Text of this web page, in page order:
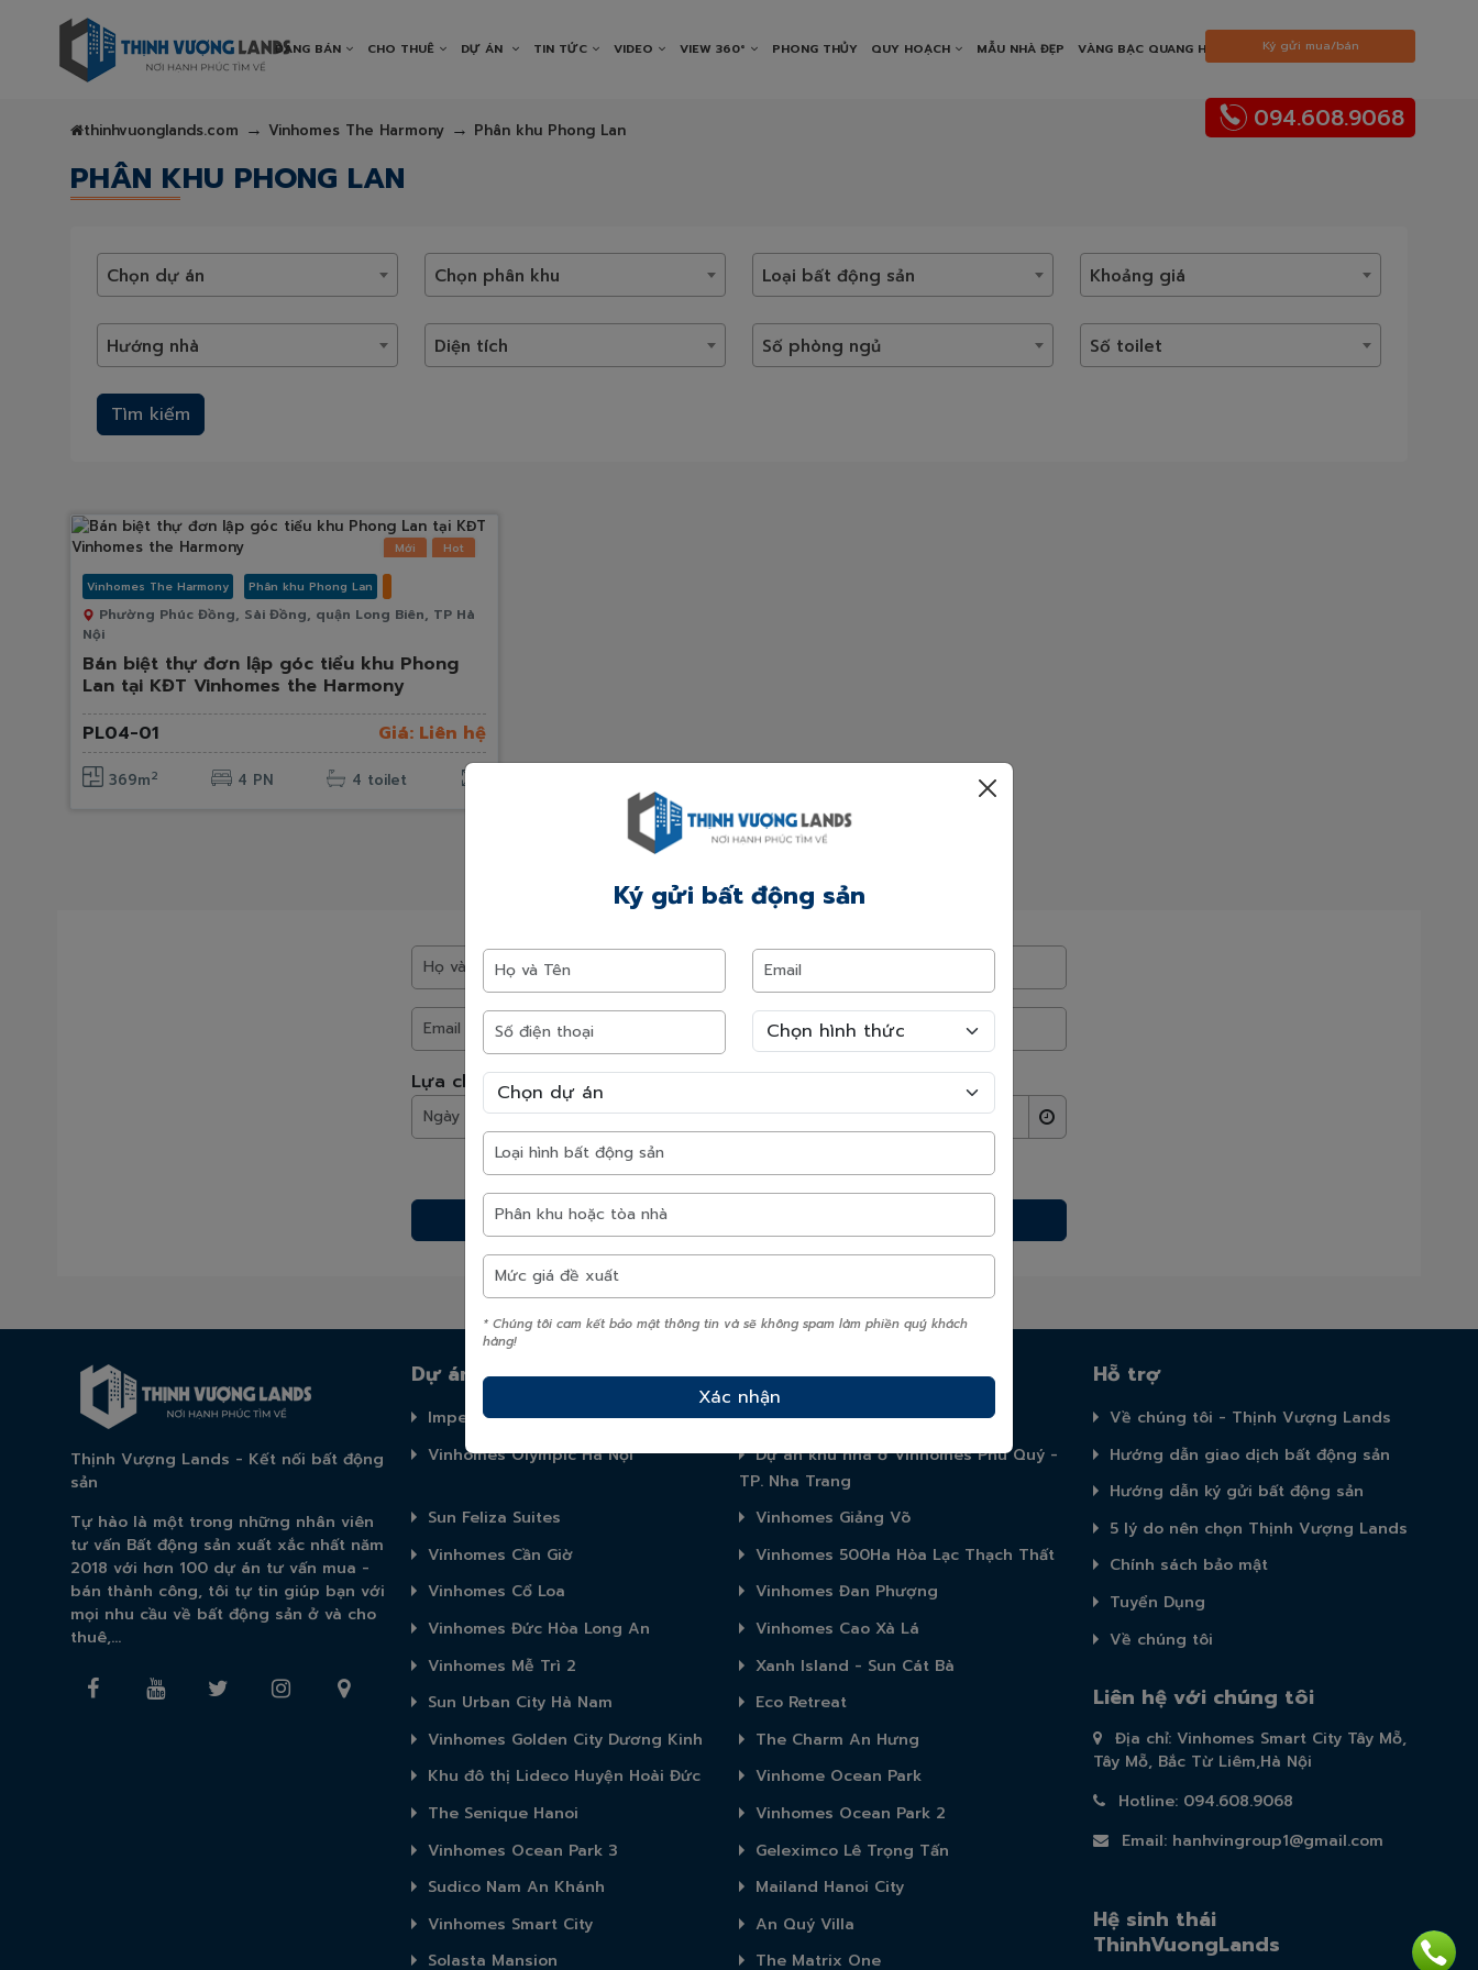
ĐANG BÁN CHO THUÊ DỰ ÁN TIN TỨC VIDEO VIEW 360° PHONG THỦY QUY HOẠCH MẪU NHÀ ĐẸP VÀNG BẠC QUANG HANH Ký gửi mua/bán
094.608.9068
thinhvuonglands.com Vinhomes The Harmony Phân khu Phong Lan
PHÂN KHU PHONG LAN
Chọn dự án Chọn phân khu Loại bất động sản Khoảng giá
Hướng nhà Diện tích Số phòng ngủ Số toilet
Tìm kiếm
Mới Hot
Vinhomes The Harmony Phân khu Phong Lan
Phường Phúc Đồng, Sài Đồng, quận Long Biên, TP Hà
Nội
Bán biệt thự đơn lập góc tiểu khu Phong
Lan tại KĐT Vinhomes the Harmony
PL04-01
Giá: Liên hệ
369m2 4 PN 4 toilet
Lựa chọn thời gian hỗ trợ tư vấn
* Chúng tôi cam kết bảo mật thông tin và sẽ không spam làm phiền quý khách hàng!
Thịnh Vượng Lands - Kết nối bất động
sản
Tự hào là một trong những nhân viên
tư vấn Bất động sản xuất xắc nhất năm
2018 với hơn 100 dự án tư vấn mua -
bán thành công, tôi tự tin giúp bạn với
mọi nhu cầu về bất động sản ở và cho
thuê,...
Dự án nổi bật
Imperia Sky Park
Vinhomes Hạ Long Xanh
Vinhomes Olympic Hà Nội
Dự án khu nhà ở Vinhomes Phú Quý -
TP. Nha Trang
Sun Feliza Suites
Vinhomes Giảng Võ
Vinhomes Cần Giờ
Vinhomes 500Ha Hòa Lạc Thạch Thất
Vinhomes Cổ Loa
Vinhomes Đan Phượng
Vinhomes Đức Hòa Long An
Vinhomes Cao Xà Lá
Vinhomes Mễ Trì 2
Xanh Island - Sun Cát Bà
Sun Urban City Hà Nam
Eco Retreat
Vinhomes Golden City Dương Kinh
The Charm An Hưng
Khu đô thị Lideco Huyện Hoài Đức
Vinhome Ocean Park
The Senique Hanoi
Vinhomes Ocean Park 2
Vinhomes Ocean Park 3
Geleximco Lê Trọng Tấn
Sudico Nam An Khánh
Mailand Hanoi City
Vinhomes Smart City
An Quý Villa
Solasta Mansion
The Matrix One
Hỗ trợ
Về chúng tôi - Thịnh Vượng Lands
Hướng dẫn giao dịch bất động sản
Hướng dẫn ký gửi bất động sản
5 lý do nên chọn Thịnh Vượng Lands
Chính sách bảo mật
Tuyển Dụng
Về chúng tôi
Liên hệ với chúng tôi
Địa chỉ: Vinhomes Smart City Tây Mỗ,
Tây Mỗ, Bắc Từ Liêm,Hà Nội
Hotline: 094.608.9068
Email: hanhvingroup1@gmail.com
Hệ sinh thái
ThinhVuongLands
Ký gửi bất động sản
* Chúng tôi cam kết bảo mật thông tin và sẽ không spam làm phiền quý khách
hàng!